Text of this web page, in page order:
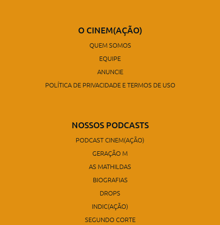
O CINEM(AÇÃO)
QUEM SOMOS
EQUIPE
ANUNCIE
POLÍTICA DE PRIVACIDADE E TERMOS DE USO
NOSSOS PODCASTS
PODCAST CINEM(AÇÃO)
GERAÇÃO M
AS MATHILDAS
BIOGRAFIAS
DROPS
INDIC(AÇÃO)
SEGUNDO CORTE